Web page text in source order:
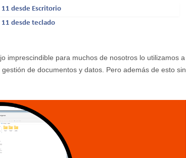
desde Escritorio
desde teclado
imprescindible para muchos de nosotros lo utilizamos a
de documentos y datos. Pero además de esto sin